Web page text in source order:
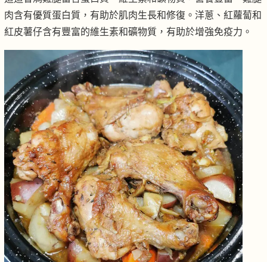
肉含有優質蛋白質，有助於肌肉生長和修復。洋蔥、紅蘿蔔和
紅皮薯仔含有豐富的維生素和礦物質，有助於增強免疫力。